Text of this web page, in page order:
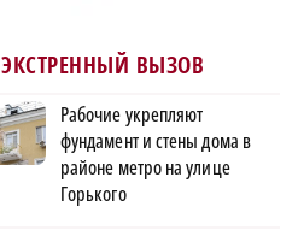
ЭКСТРЕННЫЙ ВЫЗОВ
Рабочие укрепляют
фундамент и стены дома в
районе метро на улице
Горького